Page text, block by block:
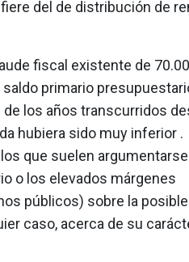
del de distribución de
fiscal existente de
primario
los años transcurridos
hubiera sido muy inferior .
que suelen argumentarse
o los elevados márgenes
públicos) sobre la posible
caso, acerca de su